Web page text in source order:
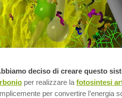
deciso di creare questo
per realizzare la fotosintesi
per convertire l’energia